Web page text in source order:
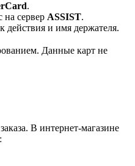
.
на сервер ASSIST.
действия и имя держателя.
Данные карт не
В интернет-магазине
: